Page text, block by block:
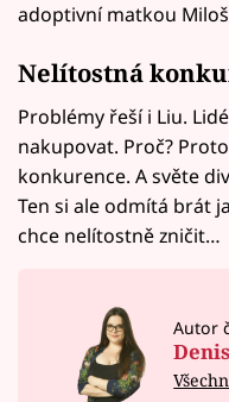
adoptivní matkou
Nelítostná
Problémy řeší i Liu.
nakupovat. Proč?
konkurence. A světe
Ten si ale odmítá brát
chce nelítostně zničit…
Autor